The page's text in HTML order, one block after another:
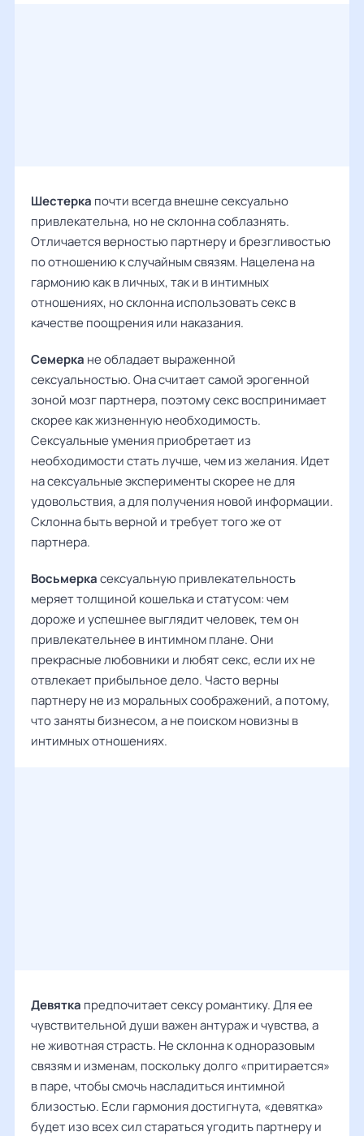
Шестерка почти всегда внешне сексуально
привлекательна, но не склонна соблазнять.
Отличается верностью партнеру и брезгливостью
по отношению к случайным связям. Нацелена на
гармонию как в личных, так и в интимных
отношениях, но склонна использовать секс в
качестве поощрения или наказания.
Семерка не обладает выраженной
сексуальностью. Она считает самой эрогенной
зоной мозг партнера, поэтому секс воспринимает
скорее как жизненную необходимость.
Сексуальные умения приобретает из
необходимости стать лучше, чем из желания. Идет
на сексуальные эксперименты скорее не для
удовольствия, а для получения новой информации.
Склонна быть верной и требует того же от
партнера.
Восьмеркасексуальную привлекательность
меряет толщиной кошелька и статусом: чем
дороже и успешнее выглядит человек, тем он
привлекательнее в интимном плане. Они
прекрасные любовники и любят секс, если их не
отвлекает прибыльное дело. Часто верны
партнеру не из моральных соображений, а потому,
что заняты бизнесом, а не поиском новизны в
интимных отношениях.
Девятка предпочитает сексу романтику. Для ее
чувствительной души важен антураж и чувства, а
не животная страсть. Не склонна к одноразовым
связям и изменам, поскольку долго «притирается»
в паре, чтобы смочь насладиться интимной
близостью. Если гармония достигнута, «девятка»
будет изо всех сил стараться угодить партнеру и